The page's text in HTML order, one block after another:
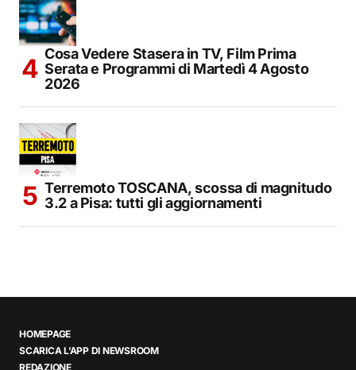
Cosa Vedere Stasera in TV, Film Prima
Serata e Programmi di Martedì 4 Agosto
2026
Terremoto TOSCANA, scossa di magnitudo
3.2 a Pisa: tutti gli aggiornamenti
HOMEPAGE
SCARICA L’APP DI NEWSROOM
REDAZIONE